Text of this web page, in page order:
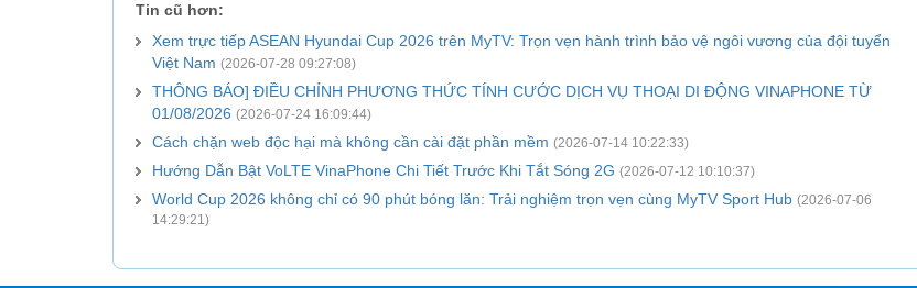
Tin cũ hơn:
Xem trực tiếp ASEAN Hyundai Cup 2026 trên MyTV: Trọn vẹn hành trình bảo vệ ngôi vương của đội tuyển
Việt Nam (2026-07-28 09:27:08)
THÔNG BÁO] ĐIỀU CHỈNH PHƯƠNG THỨC TÍNH CƯỚC DỊCH VỤ THOẠI DI ĐỘNG VINAPHONE TỪ
01/08/2026 (2026-07-24 16:09:44)
Cách chặn web độc hại mà không cần cài đặt phần mềm (2026-07-14 10:22:33)
Hướng Dẫn Bật VoLTE VinaPhone Chi Tiết Trước Khi Tắt Sóng 2G (2026-07-12 10:10:37)
World Cup 2026 không chỉ có 90 phút bóng lăn: Trải nghiệm trọn vẹn cùng MyTV Sport Hub (2026-07-06
14:29:21)